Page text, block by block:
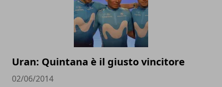
Uran: Quintana è il giusto vincitore
02/06/2014